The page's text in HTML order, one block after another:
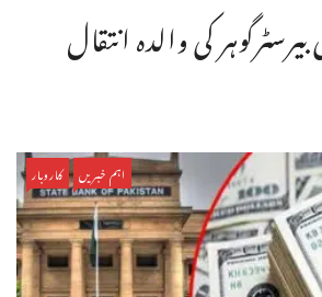
کی والدہ انتقال
اہم خبریں کاروبار